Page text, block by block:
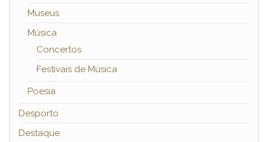
Museus
Música
Concertos
Festivais de Música
Poesia
Desporto
Destaque